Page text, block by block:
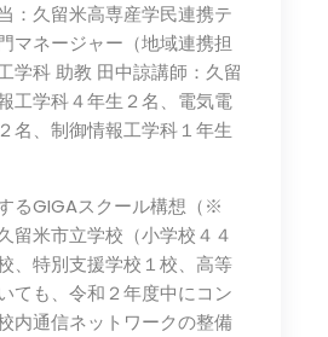
：久留米高専産学民連携テ
マネージャー（地域連携担
学科 助教 田中諒講師：久留
学科４年生２名、電気電
名、制御情報工学科１年生
るGIGAスクール構想（※
留米市立学校（小学校４４
、特別支援学校１校、高等
ても、令和２年度中にコン
内通信ネットワークの整備